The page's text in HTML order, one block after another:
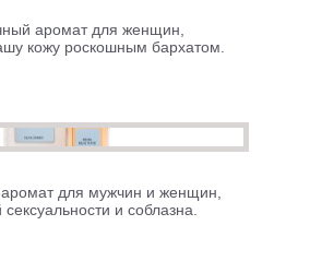
аромат для женщин,
кожу роскошным бархатом.
для мужчин и женщин,
и соблазна.